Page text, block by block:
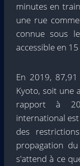
minutes en
une rue
connue sous
accessible en
En 2019,
Kyoto, soit une
rapport à
international
des
propagation
s'attend à ce